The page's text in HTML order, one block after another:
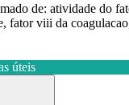
de: atividade do
fator viii da
úteis